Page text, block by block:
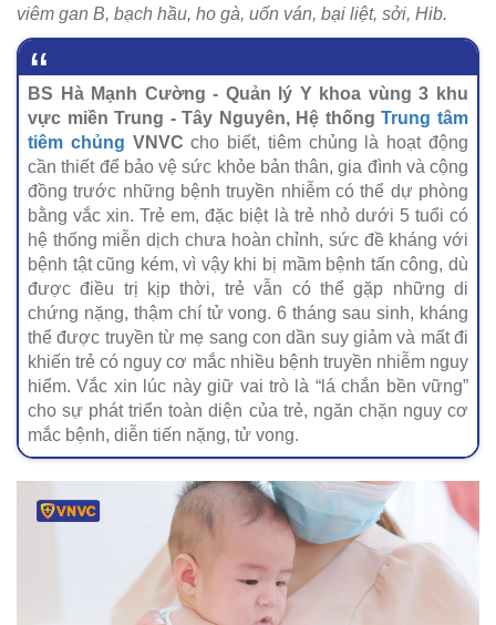
viêm gan B, bạch hầu, ho gà, uốn ván, bại liệt, sởi, Hib.
BS Hà Mạnh Cường - Quản lý Y khoa vùng 3 khu
vực miền Trung - Tây Nguyên, Hệ thốngTrung tâm
tiêm chủng VNVC cho biết, tiêm chủng là hoạt động
cần thiết để bảo vệ sức khỏe bản thân, gia đình và cộng
đồng trước những bệnh truyền nhiễm có thể dự phòng
bằng vắc xin. Trẻ em, đặc biệt là trẻ nhỏ dưới 5 tuổi có
hệ thống miễn dịch chưa hoàn chỉnh, sức đề kháng với
bệnh tật cũng kém, vì vậy khi bị mầm bệnh tấn công, dù
được điều trị kịp thời, trẻ vẫn có thể gặp những di
chứng nặng, thậm chí tử vong. 6 tháng sau sinh, kháng
thể được truyền từ mẹ sang con dần suy giảm và mất đi
khiến trẻ có nguy cơ mắc nhiều bệnh truyền nhiễm nguy
hiểm. Vắc xin lúc này giữ vai trò là “lá chắn bền vững”
cho sự phát triển toàn diện của trẻ, ngăn chặn nguy cơ
mắc bệnh, diễn tiến nặng, tử vong.